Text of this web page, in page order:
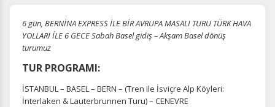
6 gün, BERNİNA EXPRESS İLE BİR AVRUPA MASALI TURU TÜRK HAVA
YOLLARI İLE 6 GECE Sabah Basel gidiş – Akşam Basel dönüş
turumuz
TUR PROGRAMI:
İSTANBUL – BASEL – BERN – (Tren ile İsviçre Alp Köyleri:
İnterlaken & Lauterbrunnen Turu) – CENEVRE